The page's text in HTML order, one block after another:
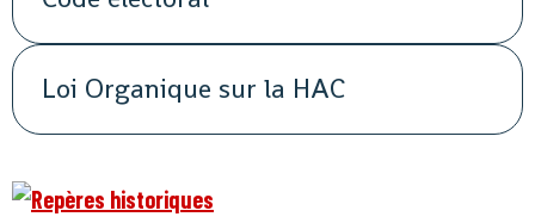
Loi Organique sur la HAC